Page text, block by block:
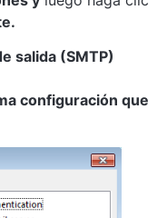
salida (SMTP)
configuración que